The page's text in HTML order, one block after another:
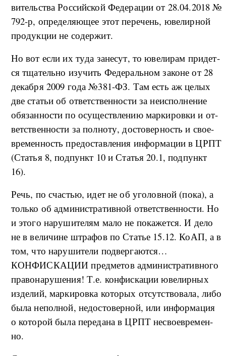
ви­тель­ства Рос­сий­ской Фе­де­ра­ции от 28.04.2018 №
792-р, опре­де­ля­ю­щее этот пе­ре­чень, юве­ли­р­ной
про­дук­ции не со­дер­жит.
Но вот ес­ли их ту­да за­не­сут, то юве­ли­рам при­дет­
ся тща­тель­но изу­чить Фе­де­раль­ном за­ко­не от 28
де­ка­б­ря 2009 го­да №381-ФЗ. Там есть аж це­лых
две ста­тьи об от­вет­ствен­но­сти за не­ис­пол­не­ние
обя­за­н­но­сти по осу­ще­ств­ле­нию мар­ки­ро­в­ки и от­
вет­ствен­но­сти за пол­но­ту, до­сто­вер­ность и сво­е­
вре­мен­ность пре­до­став­ле­ния ин­фор­ма­ции в ЦРПТ
(Ста­тья 8, под­пункт 10 и Ста­тья 20.1, под­пункт
16).
Речь, по сча­стью, идет не об уго­ло­в­ной (по­ка), а
толь­ко об ад­ми­ни­стра­тив­ной от­вет­ствен­но­сти. Но
и это­го на­ру­ши­те­лям ма­ло не по­ка­жет­ся. И де­ло
не в ве­ли­чи­не штра­фов по Ста­тье 15.12. КоАП, а в
том, что на­ру­ши­те­ли под­вер­га­ют­ся…
КОНФИСКАЦИИ пред­ме­тов ад­ми­ни­стра­тив­но­го
пра­во­на­ру­ше­ни­я! Т.е. кон­фис­ка­ции юве­ли­р­ных
из­де­лий, мар­ки­ро­в­ка ко­то­рых от­сут­ство­ва­ла, ли­бо
бы­ла не­пол­ной, не­до­сто­вер­ной, или ин­фор­ма­ция
о ко­то­рой бы­ла пе­ре­да­на в ЦРПТ не­сво­е­вре­мен­
но.